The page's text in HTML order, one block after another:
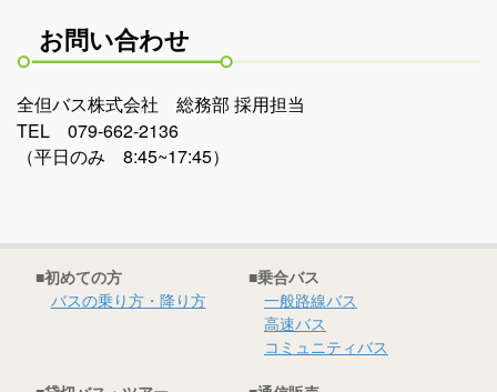
お問い合わせ
全但バス株式会社 総務部 採用担当
TEL 079-662-2136
（平日のみ 8:45~17:45）
■初めての方
バスの乗り方・降り方
■乗合バス
一般路線バス
高速バス
コミュニティバス